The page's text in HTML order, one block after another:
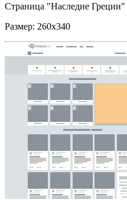
Страница "Наследие Греции"
Размер: 260x340